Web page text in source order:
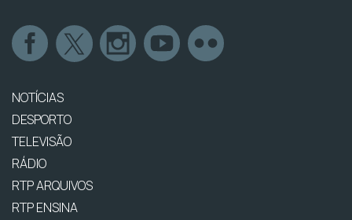
NOTÍCIAS
DESPORTO
TELEVISÃO
RÁDIO
RTP ARQUIVOS
RTP ENSINA